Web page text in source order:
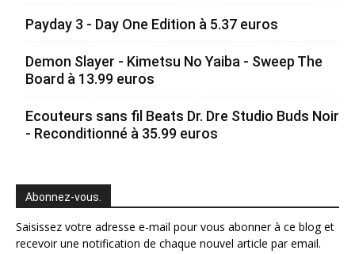
Payday 3 - Day One Edition à 5.37 euros
Demon Slayer - Kimetsu No Yaiba - Sweep The
Board à 13.99 euros
Ecouteurs sans fil Beats Dr. Dre Studio Buds Noir
- Reconditionné à 35.99 euros
Abonnez-vous.
Saisissez votre adresse e-mail pour vous abonner à ce blog et
recevoir une notification de chaque nouvel article par email.